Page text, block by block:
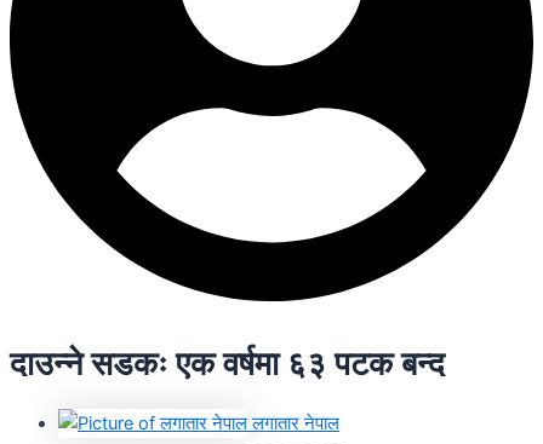
दाउन्ने सडकः एक वर्षमा ६३ पटक बन्द
लगातार नेपाल